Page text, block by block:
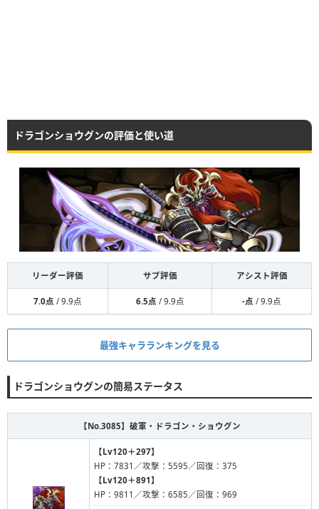
ドラゴンショウグンの評価と使い道
リーダー評価 サブ評価 アシスト評価
7.0点 / 9.9点 6.5点 / 9.9点 -点 / 9.9点
最強キャラランキングを見る
ドラゴンショウグンの簡易ステータス
【No.3085】 破軍・ドラゴン・ショウグン
【Lv120＋297】
HP：7831／攻撃：5595／回復：375
【Lv120＋891】
HP：9811／攻撃：6585／回復：969